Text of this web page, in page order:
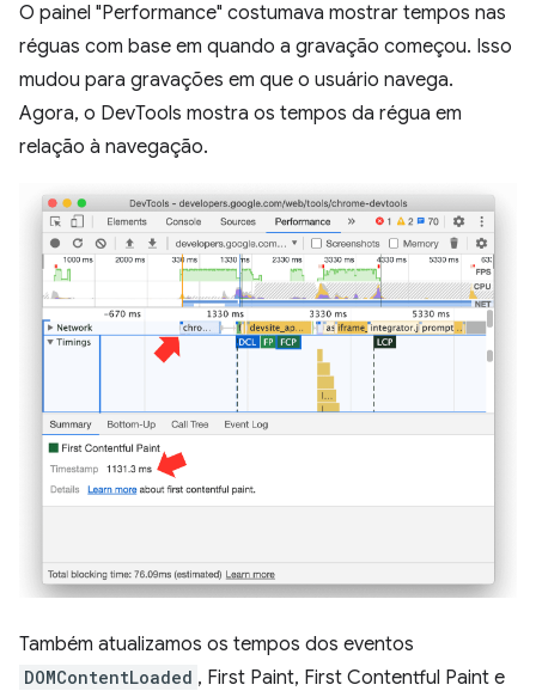
O painel "Performance" costumava mostrar tempos nas
réguas com base em quando a gravação começou. Isso
mudou para gravações em que o usuário navega.
Agora, o DevTools mostra os tempos da régua em
relação à navegação.
Também atualizamos os tempos dos eventos
DOMContentLoaded , First Paint, First Contentful Paint e